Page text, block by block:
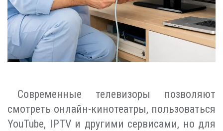
Современные телевизоры позволяют
смотреть онлайн-кинотеатры, пользоваться
YouTube, IPTV и другими сервисами, но для